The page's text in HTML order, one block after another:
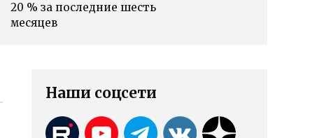
20 % за последние шесть
месяцев
Наши соцсети